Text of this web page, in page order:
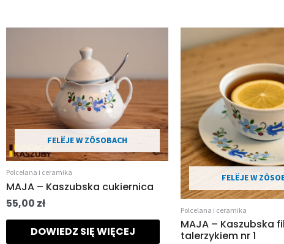
FELËJE W ZÔSOBACH
Polcelana i ceramika
MAJA – Kaszubska cukiernica
55,00 zł
DOWIEDZ SIĘ WIĘCEJ
FELËJE W
Polcelana i ceramika
MAJA – Kaszubska
talerzykiem nr 1